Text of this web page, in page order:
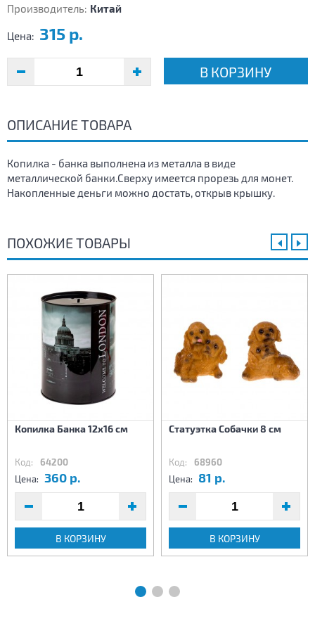
Производитель: Китай
Цена: 315 р.
В КОРЗИНУ
ОПИСАНИЕ ТОВАРА
Копилка - банка выполнена из металла в виде
металлической банки.Сверху имеется прорезь для монет.
Накопленные деньги можно достать, открыв крышку.
ПОХОЖИЕ ТОВАРЫ
Копилка Банка 12х16 см
Код: 64200
Цена: 360 р.
В КОРЗИНУ
Статуэтка Собачки 8 см
Код: 68960
Цена: 81 р.
В КОРЗИНУ